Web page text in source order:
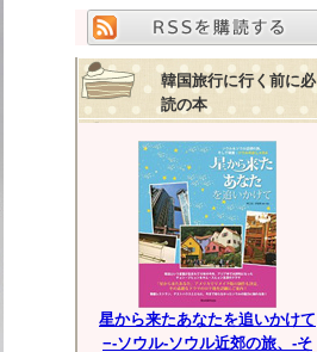
韓国旅行に行く前に必
読の本
星から来たあなたを追いかけて
−-ソウル-ソウル近郊の旅、-そ